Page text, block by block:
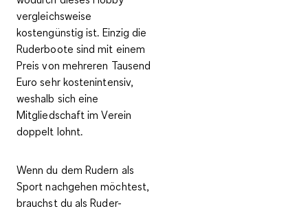
vergleichsweise
kostengünstig ist. Einzig die
Ruderboote sind mit einem
Preis von mehreren Tausend
Euro sehr kostenintensiv,
weshalb sich eine
Mitgliedschaft im Verein
doppelt lohnt.
Wenn du dem Rudern als
Sport nachgehen möchtest,
brauchst du als Ruder-